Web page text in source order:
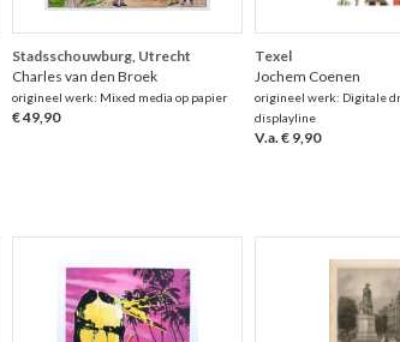
Stadsschouwburg, Utrecht
Charles van den Broek
origineel werk: Mixed media op papier
€ 49,90
Texel
Jochem Coenen
origineel werk: Digitale
displayline
V.a. € 9,90